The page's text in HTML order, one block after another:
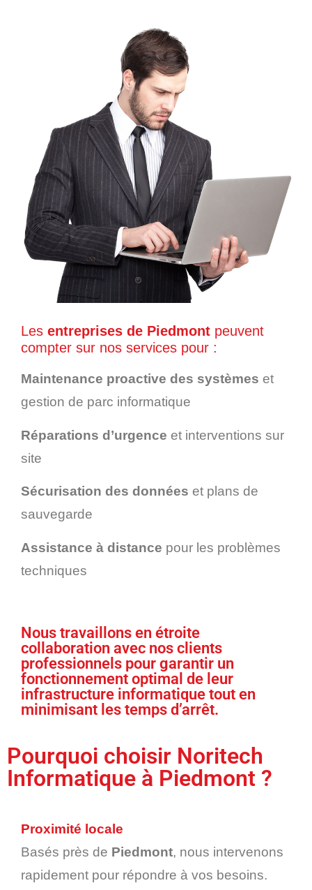
Les entreprises de Piedmont peuvent
compter sur nos services pour :
Maintenance proactive des systèmes et
gestion de parc informatique
Réparations d’urgence et interventions sur
site
Sécurisation des données et plans de
sauvegarde
Assistance à distance pour les problèmes
techniques
Nous travaillons en étroite
collaboration avec nos clients
professionnels pour garantir un
fonctionnement optimal de leur
infrastructure informatique tout en
minimisant les temps d’arrêt.
Pourquoi choisir Noritech
Informatique à Piedmont ?
Proximité locale
Basés près de Piedmont, nous intervenons
rapidement pour répondre à vos besoins.